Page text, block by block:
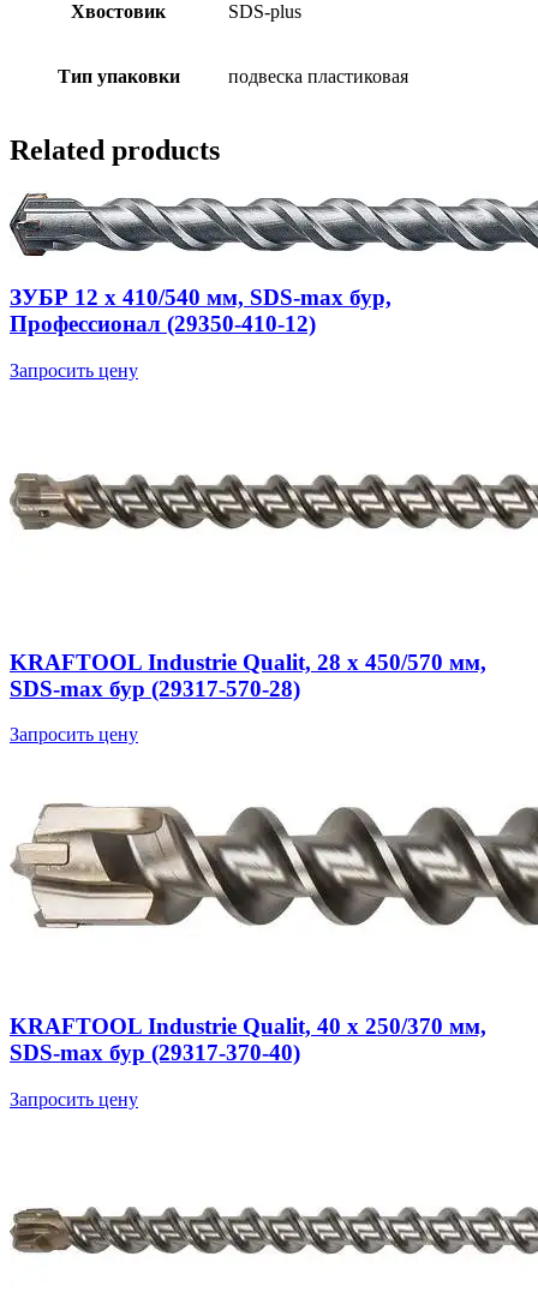
Хвостовик SDS-plus
Тип упаковки подвеска пластиковая
Related products
ЗУБР 12 x 410/540 мм, SDS-max бур,
Профессионал (29350-410-12)
Запросить цену
KRAFTOOL Industrie Qualit, 28 x 450/570 мм,
SDS-max бур (29317-570-28)
Запросить цену
KRAFTOOL Industrie Qualit, 40 x 250/370 мм,
SDS-max бур (29317-370-40)
Запросить цену